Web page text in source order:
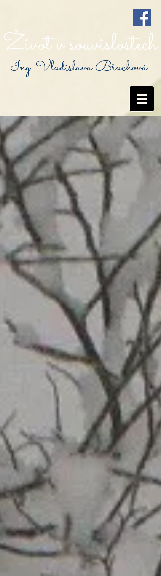
Život v souvislostech
Ing. Vladislava Břachová